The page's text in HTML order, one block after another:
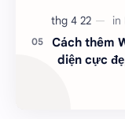
Cách thêm
diện cực